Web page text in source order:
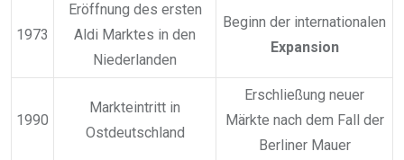
1973
Eröffnung des ersten
Aldi Marktes in den
Niederlanden
Beginn der internationalen
Expansion
1990
Markteintritt in
Ostdeutschland
Erschließung neuer
Märkte nach dem Fall der
Berliner Mauer